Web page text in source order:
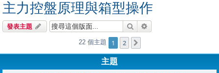
主力控盤原理與箱型操作
發表主題 搜尋
22 個主題 1 2
主題